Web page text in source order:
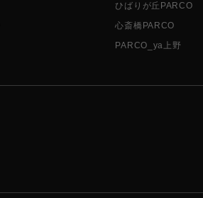
ひばりが丘PARCO
心斎橋PARCO
PARCO_ya上野